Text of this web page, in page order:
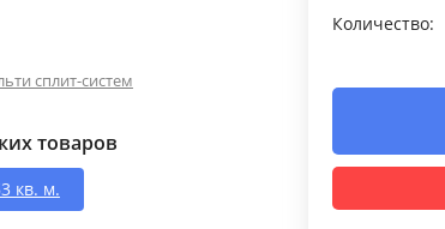
сплит-систем
товаров
кв. м.
Количество: